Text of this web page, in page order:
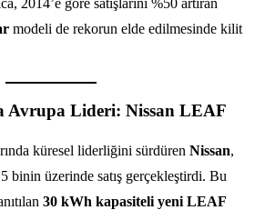
2014’e göre satışlarını %50 artıran
modeli de rekorun elde edilmesinde kilit
Avrupa Lideri: Nissan LEAF
küresel liderliğini sürdüren Nissan,
binin üzerinde satış gerçekleştirdi. Bu
30 kWh kapasiteli yeni LEAF